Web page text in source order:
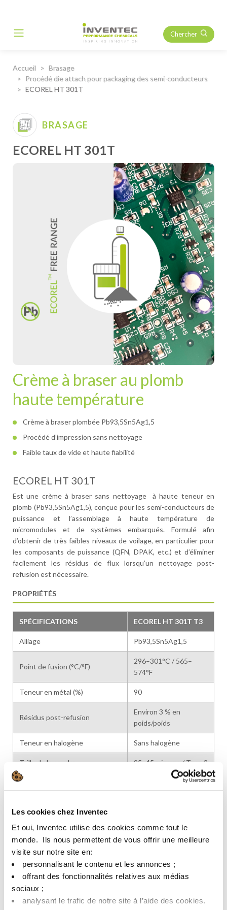
Les cookies chez Inventec
Et oui, Inventec utilise des cookies comme tout le
monde. ​ Ils nous permettent de vous offrir une meilleure
visite sur notre site en:​
personnalisant le contenu et les annonces ;​
offrant des fonctionnalités relatives aux médias
sociaux ; ​
analysant le trafic de notre site à l’aide des cookies.​
Main Navigation Chercher
Accueil
Brasage
Procédé die attach pour packaging des semi-conducteurs
ECOREL HT 301T
BRASAGE
ECOREL HT 301T
Crème à braser au plomb
haute température
Crème à braser plombée Pb93,5Sn5Ag1,5
Procédé d’impression sans nettoyage
Faible taux de vide et haute fiabilité
ECOREL HT 301T
Est une crème à braser sans nettoyage à haute teneur en
plomb (Pb93,5Sn5Ag1,5), conçue pour les semi-conducteurs de
puissance et l’assemblage à haute température de
micromodules et de systèmes embarqués. Formulé afin
d’obtenir de très faibles niveaux de voilage, en particulier pour
les composants de puissance (QFN, DPAK, etc.) et d’éliminer
facilement les résidus de flux lorsqu’un nettoyage post-
refusion est nécessaire.
PROPRIÉTÉS
SPÉCIFICATIONS ECOREL HT 301T T3
Alliage Pb93,5Sn5Ag1,5
Point de fusion (°C/°F)
296–301°C / 565–
574°F
Teneur en métal (%) 90
Résidus post-refusion
Environ 3 % en
poids/poids
Teneur en halogène Sans halogène
Taille de la poudre 25–45 microns / Type 3
Viscosité pompe à spirale (Pa.s
25°C)
*L’équipement utilisé pour tester la viscosité de la pompe spirale est un
CARACTÉRISTIQUES
CARACTÉRISTIQUES
MÉTHODE
D’ESSAI